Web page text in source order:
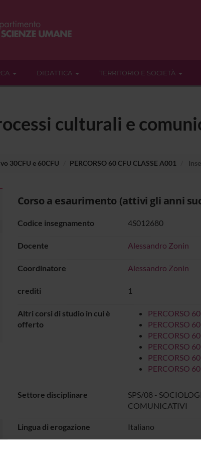
DIDATTICA TERRITORIO E SOCIETÀ
culturali e
30CFU e 60CFU PERCORSO 60 CFU CLASSE A001
Corso a esaurimento (attivi gli anni
Codice insegnamento 4S012680
Docente Alessandro Zonin
Coordinatore Alessandro Zonin
crediti 1
Altri corsi di studio in cui è
offerto
PERCORSO
PERCORSO
PERCORSO
PERCORSO
PERCORSO
PERCORSO
Settore disciplinare
SPS/08 -
COMUNICATIVI
Lingua di erogazione Italiano